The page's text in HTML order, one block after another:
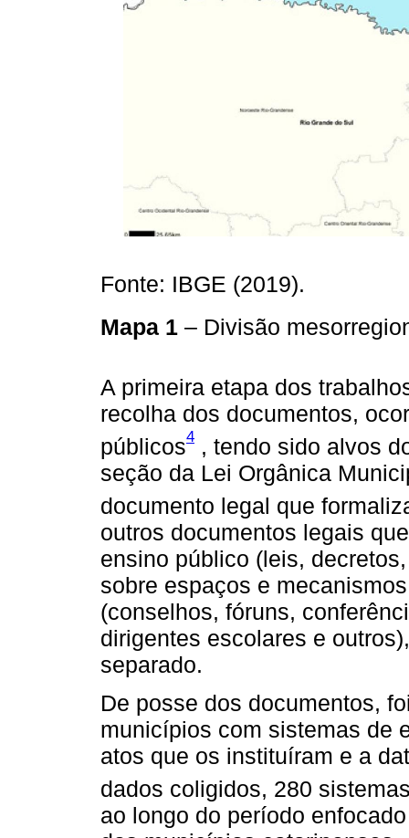
Fonte: IBGE (2019).
Mapa 1 – Divisão
A primeira etapa dos
recolha dos documentos,
públicos4 , tendo sido alvos
seção da Lei Orgânica
documento legal que
outros documentos legais
ensino público (leis,
sobre espaços e
(conselhos, fóruns,
dirigentes escolares e
separado.
De posse dos documentos,
municípios com sistemas de
atos que os instituíram e a
dados coligidos, 280
ao longo do período